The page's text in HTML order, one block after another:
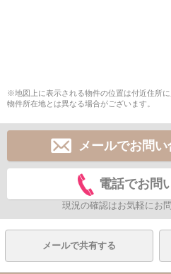
※地図上に表示される物件の位置は付近住所
物件所在地とは異なる場合がございます。
メールでお問
電話でお問
現況の確認はお気軽にお
メールで共有する